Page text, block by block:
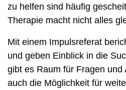
zu helfen sind häufig
Therapie macht nicht alles
Mit einem Impulsreferat
und geben Einblick in die
gibt es Raum für Fragen
auch die Möglichkeit für